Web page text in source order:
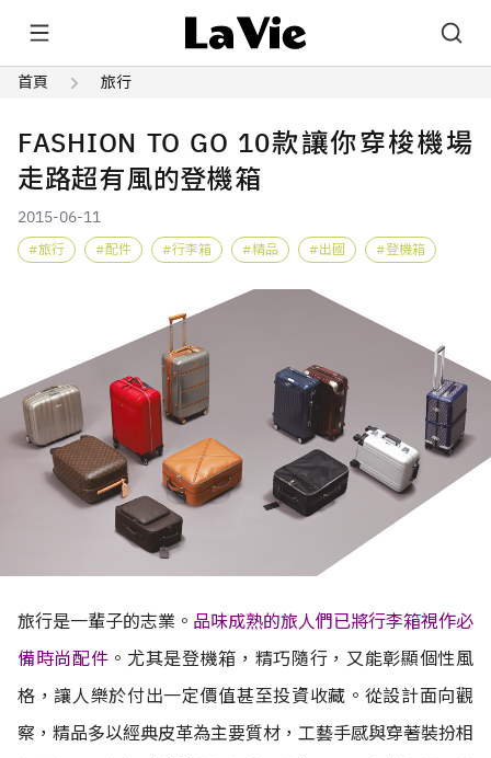
首頁 旅行
FASHION TO GO 10款讓你穿梭機場
走路超有風的登機箱
2015-06-11
旅行 配件 行李箱 精品 出國 登機箱
旅行是一輩子的志業。 品味成熟的旅人們已將行李箱視作必
備時尚配件 。尤其是登機箱，精巧隨行，又能彰顯個性風
格，讓人樂於付出一定價值甚至投資收藏。從設計面向觀
察，精品多以經典皮革為主要質材，工藝手感與穿著裝扮相